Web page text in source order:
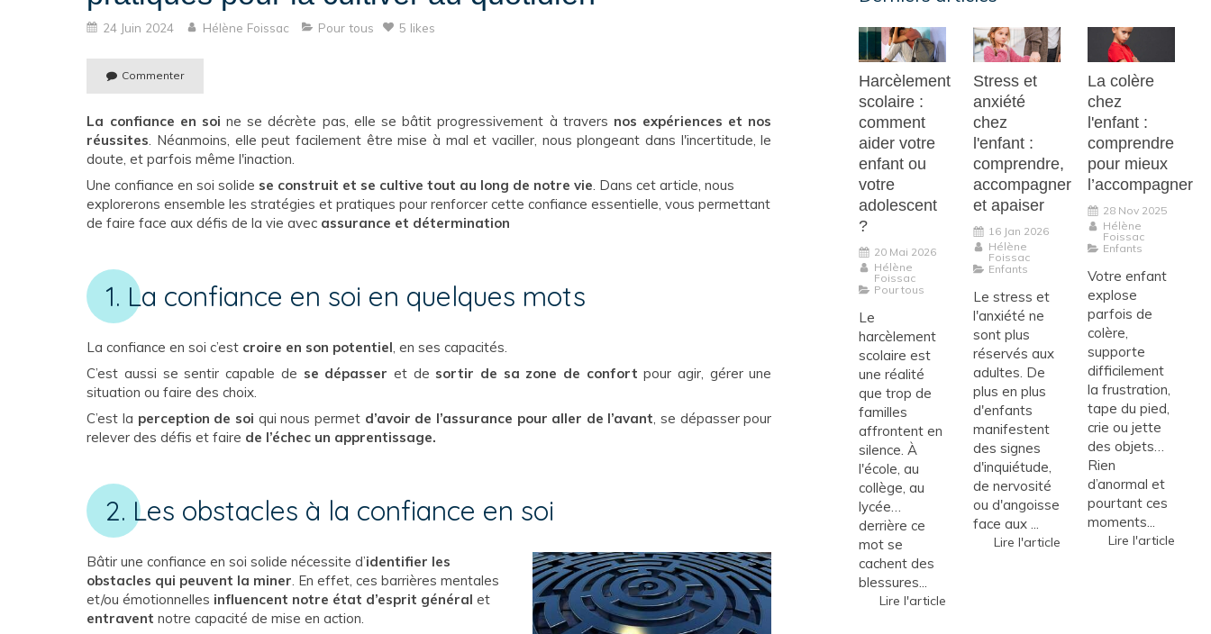
24 Juin 2024 Hélène Foissac Pour tous 5 likes
Commenter
La confiance en soi ne se décrète pas, elle se bâtit progressivement à travers nos expériences et nos
réussites . Néanmoins, elle peut facilement être mise à mal et vaciller, nous plongeant dans l'incertitude, le
doute, et parfois même l'inaction.
Une confiance en soi solide se construit et se cultive tout au long de notre vie . Dans cet article, nous
explorerons ensemble les stratégies et pratiques pour renforcer cette confiance essentielle, vous permettant
de faire face aux défis de la vie avec assurance et détermination
1. La confiance en soi en quelques mots
La confiance en soi c’est croire en son potentiel , en ses capacités.
C’est aussi se sentir capable de se dépasser et de sortir de sa zone de confort pour agir, gérer une
situation ou faire des choix.
C’est la perception de soi qui nous permet d’avoir de l’assurance pour aller de l’avant , se dépasser pour
relever des défis et faire de l’échec un apprentissage.
2. Les obstacles à la confiance en soi
Bâtir une confiance en soi solide nécessite d’identifier les
obstacles qui peuvent la miner . En effet, ces barrières mentales
et/ou émotionnelles influencent notre état d’esprit général et
entravent notre capacité de mise en action.
Harcèlement
scolaire :
comment
aider votre
enfant ou
votre
adolescent
?
20 Mai 2026
Hélène
Foissac
Pour tous
Le
harcèlement
scolaire est
une réalité
que trop de
familles
affrontent en
silence. À
l'école, au
collège, au
lycée…
derrière ce
mot se
cachent des
blessures...
Lire l'article
Stress et
anxiété
chez
l'enfant :
comprendre,
accompagner
et apaiser
16 Jan 2026
Hélène
Foissac
Enfants
Le stress et
l'anxiété ne
sont plus
réservés aux
adultes. De
plus en plus
d'enfants
manifestent
des signes
d'inquiétude,
de nervosité
ou d'angoisse
face aux ...
Lire l'article
La colère
chez
l'enfant :
comprendre
pour mieux
l’accompagner
28 Nov 2025
Hélène
Foissac
Enfants
Votre enfant
explose
parfois de
colère,
supporte
difficilement
la frustration,
tape du pied,
crie ou jette
des objets…
Rien
d’anormal et
pourtant ces
moments...
Lire l'article